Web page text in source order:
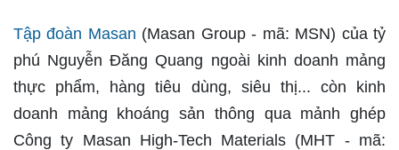
Tập đoàn Masan (Masan Group - mã: MSN) của tỷ
phú Nguyễn Đăng Quang ngoài kinh doanh mảng
thực phẩm, hàng tiêu dùng, siêu thị... còn kinh
doanh mảng khoáng sản thông qua mảnh ghép
Công ty Masan High-Tech Materials (MHT - mã: